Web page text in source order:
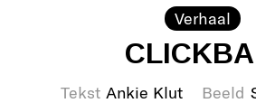
Verhaal
Tekst Ankie Klut Beeld